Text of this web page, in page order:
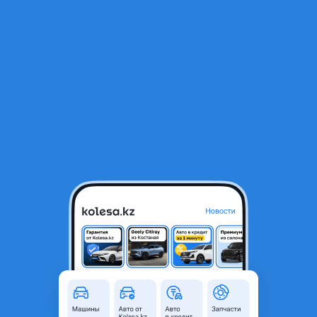
Компрессор кондиционера, ACCpro фирма
Алматы, Алматинская